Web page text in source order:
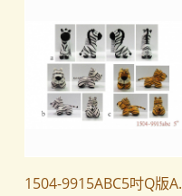
1504-9915ABC5吋Q版A.